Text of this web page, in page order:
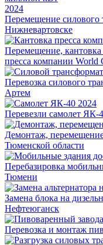
2024
Перемещение силового
Нижневартовске
Перемещение,
пресса компании World
Перевозка силового
Артем
2024
Перевезли самолет ЯК-
Демонтаж,
Тюменской области
Перебазировка
Тюмени
Замена блока на
Нефтеюганск
Перевозка и монтаж